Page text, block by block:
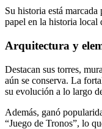
Su historia está
papel en la historia local
Arquitectura y
Destacan sus torres,
aún se conserva. La
su evolución a lo largo
Además, ganó
“Juego de Tronos”, lo